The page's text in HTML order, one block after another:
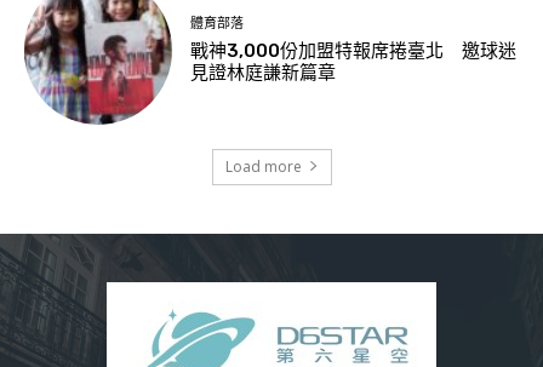
體育部落
戰神3,000份加盟特報席捲臺北 邀球迷
見證林庭謙新篇章
Load more